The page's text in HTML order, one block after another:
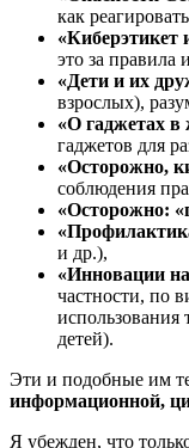
как
«Киберэтикет
это за правила
«Дети и их
взрослых),
«О гаджетах в
гаджетов для
«Осторожно,
соблюдения
«Осторожно:
и др.),
«Инновации на
частности, по
использования
детей).
Эти и подобные им
информационной,
Я убежден, что